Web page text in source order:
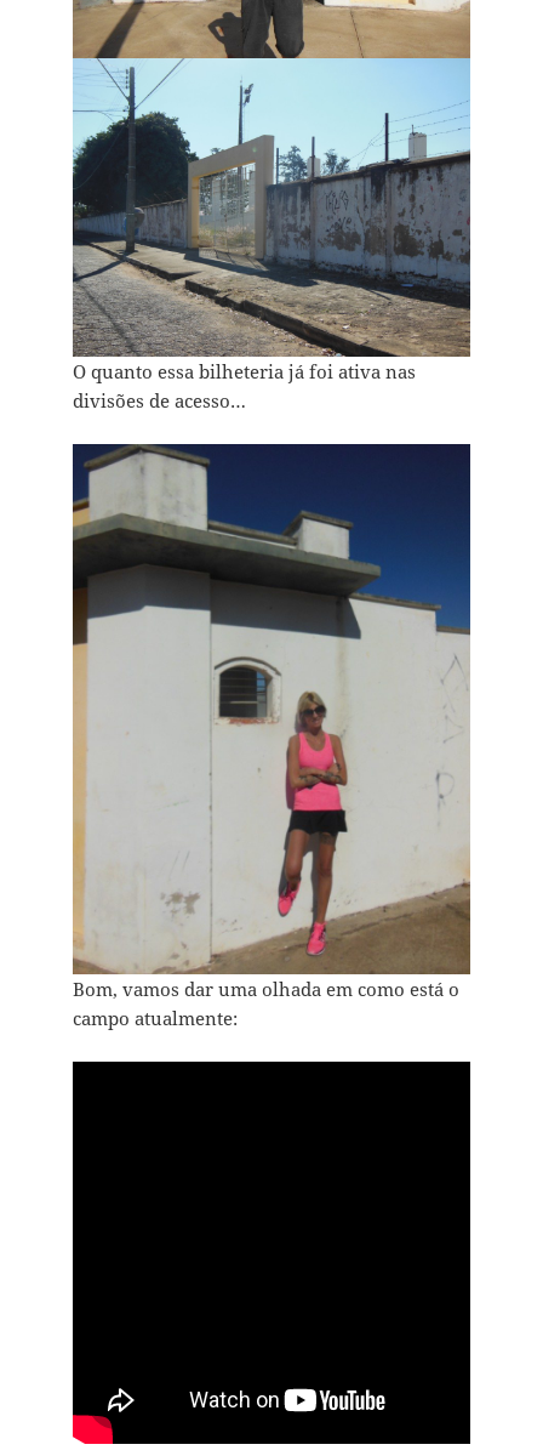
O quanto essa bilheteria já foi ativa nas
divisões de acesso…
Bom, vamos dar uma olhada em como está o
campo atualmente: